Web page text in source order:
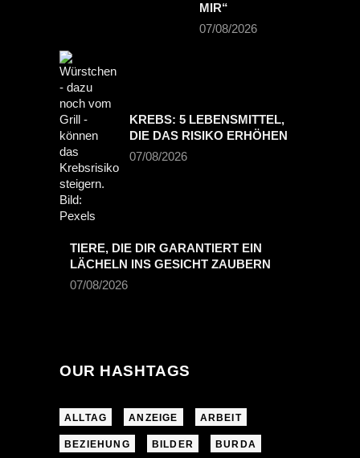
IR“
07/08/2026
KREBS: 5 LEBENSMITTEL,
DIE DAS RISIKO ERHÖHEN
07/08/2026
TIERE, DIE DIR GARANTIERT EIN
LÄCHELN INS GESICHT ZAUBERN
07/08/2026
OUR HASHTAGS
ALLTAG ANZEIGE ARBEIT
BEZIEHUNG BILDER BURDA